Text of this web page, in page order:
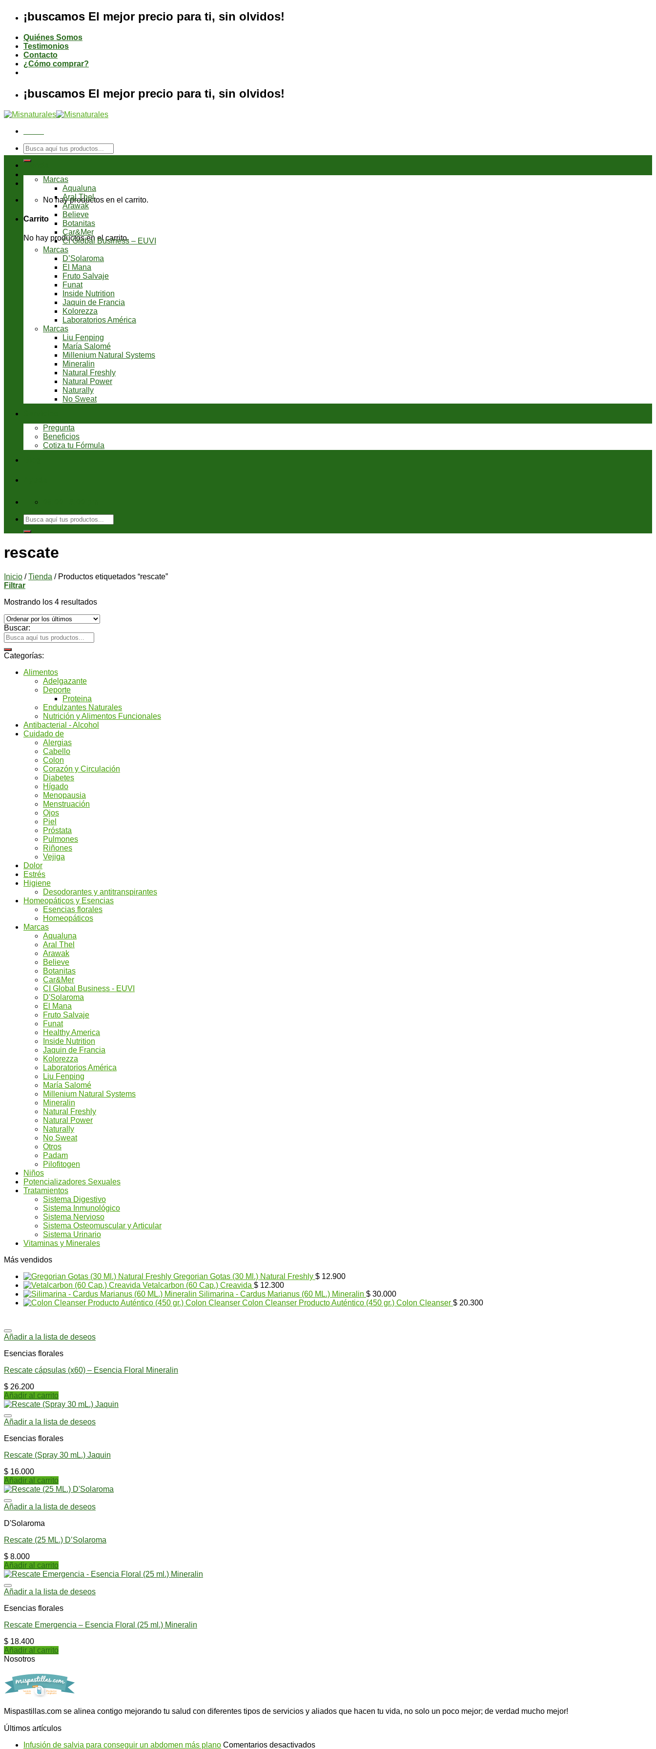
¡buscamos El mejor precio para ti, sin olvidos!
Quiénes Somos
Testimonios
Contacto
¿Cómo comprar?
¡buscamos El mejor precio para ti, sin olvidos!
Buscar
por:
No hay productos en el carrito.
Carrito
No hay productos en el carrito.
Marcas
Aqualuna
Aral Thel
Arawak
Believe
Botanitas
Car&Mer
CI Global Business – EUVI
Marcas
D’Solaroma
El Mana
Fruto Salvaje
Funat
Inside Nutrition
Jaquin de Francia
Kolorezza
Laboratorios América
Marcas
Liu Fenping
María Salomé
Millenium Natural Systems
Mineralin
Natural Freshly
Natural Power
Naturally
No Sweat
Pregunta
Beneficios
Cotiza tu Fórmula
Buscar
por:
rescate
Inicio / Tienda /Productos etiquetados “rescate”
Filtrar
Mostrando los 4 resultados
Buscar:
Categorías:
Alimentos
Adelgazante
Deporte
Proteina
Endulzantes Naturales
Nutrición y Alimentos Funcionales
Antibacterial - Alcohol
Cuidado de
Alergias
Cabello
Colon
Corazón y Circulación
Diabetes
Hígado
Menopausia
Menstruación
Ojos
Piel
Próstata
Pulmones
Riñones
Vejiga
Dolor
Estrés
Higiene
Desodorantes y antitranspirantes
Homeopáticos y Esencias
Esencias florales
Homeopáticos
Marcas
Aqualuna
Aral Thel
Arawak
Believe
Botanitas
Car&Mer
CI Global Business - EUVI
D'Solaroma
El Mana
Fruto Salvaje
Funat
Healthy America
Inside Nutrition
Jaquin de Francia
Kolorezza
Laboratorios América
Liu Fenping
María Salomé
Millenium Natural Systems
Mineralin
Natural Freshly
Natural Power
Naturally
No Sweat
Otros
Padam
Pilofitogen
Niños
Potencializadores Sexuales
Tratamientos
Sistema Digestivo
Sistema Inmunológico
Sistema Nervioso
Sistema Osteomuscular y Articular
Sistema Urinario
Vitaminas y Minerales
Más vendidos
Gregorian Gotas (30 Ml.) Natural Freshly $ 12.900
Vetalcarbon (60 Cap.) Creavida $ 12.300
Silimarina - Cardus Marianus (60 ML.) Mineralin $ 30.000
Colon Cleanser Producto Auténtico (450 gr.) Colon Cleanser $ 20.300
Añadir a la lista de deseos
Esencias florales
Rescate cápsulas (x60) – Esencia Floral Mineralin
$ 26.200
Añadir al carrito
Añadir a la lista de deseos
Esencias florales
Rescate (Spray 30 mL.) Jaquin
$ 16.000
Añadir al carrito
Añadir a la lista de deseos
D'Solaroma
Rescate (25 ML.) D’Solaroma
$ 8.000
Añadir al carrito
Añadir a la lista de deseos
Esencias florales
Rescate Emergencia – Esencia Floral (25 ml.) Mineralin
$ 18.400
Añadir al carrito
Nosotros
Mispastillas.com se alinea contigo mejorando tu salud con diferentes tipos de servicios y aliados que hacen tu vida, no solo un poco mejor; de verdad mucho mejor!
Últimos artículos
Infusión de salvia para conseguir un abdomen más plano Comentarios desactivadosen